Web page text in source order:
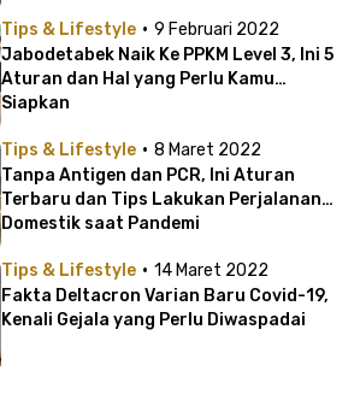
Tips & Lifestyle · 9 Februari 2022
Jabodetabek Naik Ke PPKM Level 3, Ini 5
Aturan dan Hal yang Perlu Kamu
Siapkan
Tips & Lifestyle · 8 Maret 2022
Tanpa Antigen dan PCR, Ini Aturan
Terbaru dan Tips Lakukan Perjalanan
Domestik saat Pandemi
Tips & Lifestyle · 14 Maret 2022
Fakta Deltacron Varian Baru Covid-19,
Kenali Gejala yang Perlu Diwaspadai